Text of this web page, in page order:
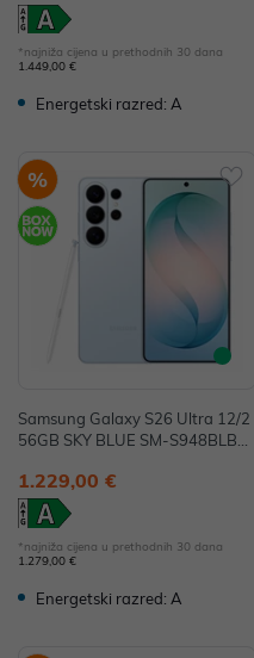
*najniža cijena u prethodnih 30 dana
1.449,00 €
Energetski razred: A
%
Samsung Galaxy S26 Ultra 12/2
56GB SKY BLUE SM-S948BLBD
1.229,00 €
*najniža cijena u prethodnih 30 dana
1.279,00 €
Energetski razred: A